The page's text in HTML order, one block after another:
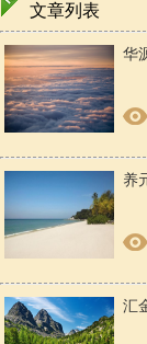
文章列表
华
养
汇